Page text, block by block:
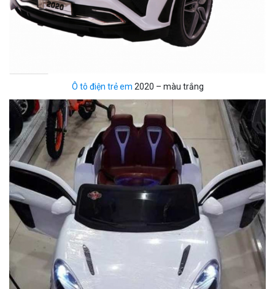
Ô tô điện trẻ em 2020 – màu trắng